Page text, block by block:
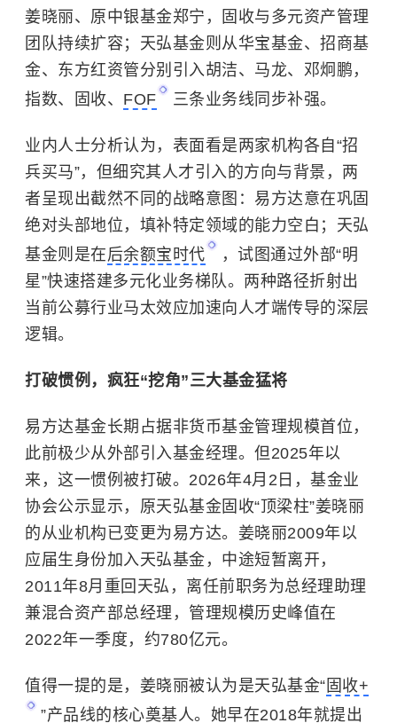
姜晓丽、原中银基金郑宁，固收与多元资产管理
团队持续扩容；天弘基金则从华宝基金、招商基
金、东方红资管分别引入胡洁、马龙、邓炯鹏，
指数、固收、 FOF 三条业务线同步补强。
业内人士分析认为，表面看是两家机构各自“招
兵买马”，但细究其人才引入的方向与背景，两
者呈现出截然不同的战略意图：易方达意在巩固
绝对头部地位，填补特定领域的能力空白；天弘
基金则是在后余额宝时代
，试图通过外部“明
星”快速搭建多元化业务梯队。两种路径折射出
当前公募行业马太效应加速向人才端传导的深层
逻辑。
打破惯例，疯狂“挖角”三大基金猛将
易方达基金长期占据非货币基金管理规模首位，
此前极少从外部引入基金经理。但2025年以
来，这一惯例被打破。2026年4月2日，基金业
协会公示显示，原天弘基金固收“顶梁柱”姜晓丽
的从业机构已变更为易方达。姜晓丽2009年以
应届生身份加入天弘基金，中途短暂离开，
2011年8月重回天弘，离任前职务为总经理助理
兼混合资产部总经理，管理规模历史峰值在
2022年一季度，约780亿元。
值得一提的是，姜晓丽被认为是天弘基金“ 固收+
”产品线的核心奠基人。她早在2018年就提出